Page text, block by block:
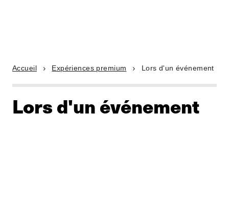
Accueil Expériences premium Lors d'un événement
Lors d'un événement